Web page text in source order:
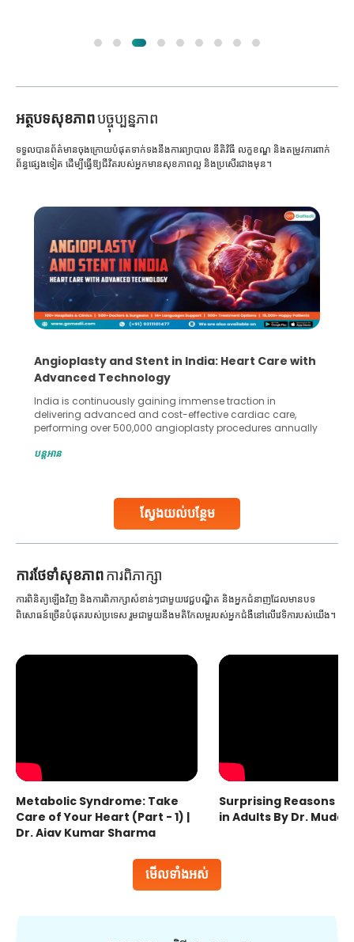
អត្ថបទសុខភាពបច្ចុប្បន្នភាព
ស្វែងយល់បន្ថែម
ទទួលបានព័ត៌មានចុងក្រោយបំផុតទាក់ទងនឹងការព្យាបាល នីតិវិធី លក្ខខណ្ឌ និងតម្រូវការពាក់
ព័ន្ធផ្សេងទៀត ដើម្បីធ្វើឱ្យជីវិតរបស់អ្នកមានសុខភាពល្អ និងប្រសើរជាងមុន។
Angioplasty and Stent in India: Heart Care with
Advanced Technology
India is continuously gaining immense traction in
delivering advanced and cost-effective cardiac care,
performing over 500,000 angioplasty procedures annually
globe are searching for treatments like angioplasty and
Studies, such as one published
បន្តអាន
ការ​ថែទាំ​សុខភាពការពិភាក្សា
មើលទាំងអស់
ការពិនិត្យឡើងវិញ និងការពិភាក្សាសំខាន់ៗជាមួយវេជ្ជបណ្ឌិត និងអ្នកជំនាញដែលមានបទ
ពិសោធន៍ច្រើនបំផុតរបស់ប្រទេស រួមជាមួយនឹងមតិកែលម្អរបស់អ្នកជំងឺនៅលើវេទិការបស់យើង។
Metabolic Syndrome: Take
Care of Your Heart (Part - 1) |
Dr. Ajay Kumar Sharma
Surprising Reasons
in Adults By Dr.